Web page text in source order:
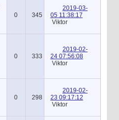
0 345
2019-03-
05 11:38:17
Viktor
0 333
2019-02-
24 07:56:08
Viktor
0 298
2019-02-
23 09:17:12
Viktor